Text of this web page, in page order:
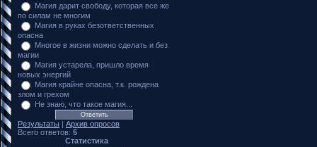
Магия дарит свободу, которая все же
по силам не многим
Магия в руках безответственных
опасна
Многое в жизни можно сделать и без
магии
Магия устарела, пришло время
новых энергий
Магия крайне опасна, т.к. рождена
злом и грехом
Не знаю, что такое магия...
Результаты | Архив опросов
Всего ответов: 5
Статистика